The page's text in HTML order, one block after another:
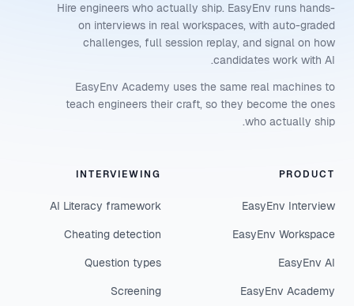
Hire engineers who actually ship. EasyEnv runs hands-
on interviews in real workspaces, with auto-graded
challenges, full session replay, and signal on how
candidates work with AI.
EasyEnv Academy uses the same real machines to
teach engineers their craft, so they become the ones
who actually ship.
PRODUCT
EasyEnv Interview
EasyEnv Workspace
EasyEnv AI
EasyEnv Academy
INTERVIEWING
AI Literacy framework
Cheating detection
Question types
Screening